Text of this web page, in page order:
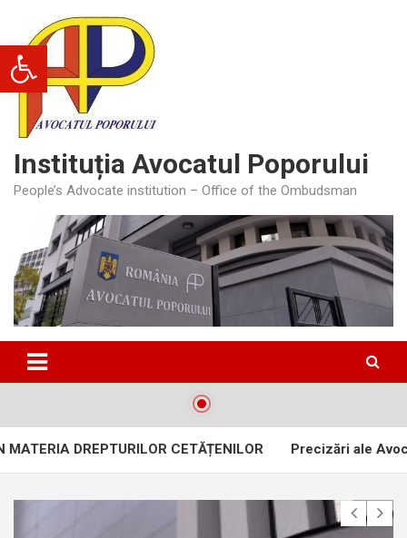
Deschide bara de unelte
content
Instituția Avocatul Poporului
People’s Advocate institution – Office of the Ombudsman
DREPTURILOR CETĂȚENILOR Precizări ale Avocatului